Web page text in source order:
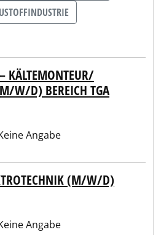
KÄLTEMONTEUR/
W/D) BEREICH TGA
Angabe
(M/W/D)
Angabe